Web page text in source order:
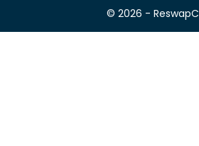
© 2026 - ReswapC